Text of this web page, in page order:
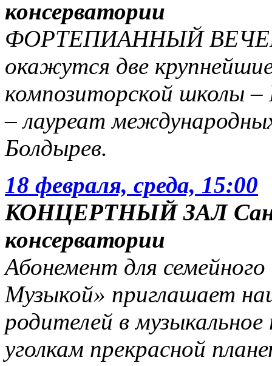
консерватории
ФОРТЕПИАННЫЙ ВЕЧЕР.
окажутся две
композиторской школы
– лауреат
Болдырев.
18 февраля, среда, 15:00
КОНЦЕРТНЫЙ ЗАЛ
консерватории
Абонемент для
Музыкой» приглашает
родителей в
уголкам прекрасной